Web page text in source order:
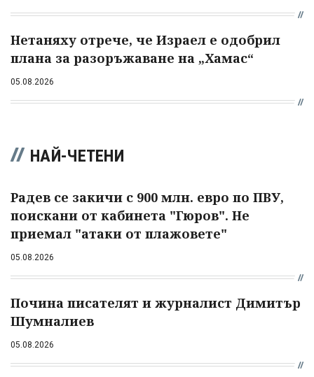
Нетаняху отрече, че Израел е одобрил
плана за разоръжаване на „Хамас“
05.08.2026
НАЙ-ЧЕТЕНИ
Радев се закичи с 900 млн. евро по ПВУ,
поискани от кабинета "Гюров". Не
приемал "атаки от плажовете"
05.08.2026
Почина писателят и журналист Димитър
Шумналиев
05.08.2026